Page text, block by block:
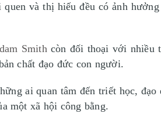
và thị hiếu đều có ảnh
Smithcòn đối thoại với nhiều
chất đạo đức con người.
ai quan tâm đến triết học,
một xã hội công bằng.